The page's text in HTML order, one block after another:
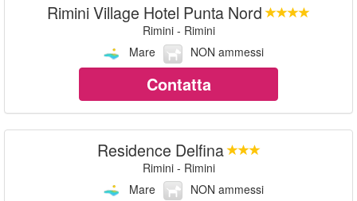
Rimini Village Hotel Punta Nord
Rimini - Rimini
Mare
NON ammessi
Contatta
Residence Delfina
Rimini - Rimini
Mare
NON ammessi